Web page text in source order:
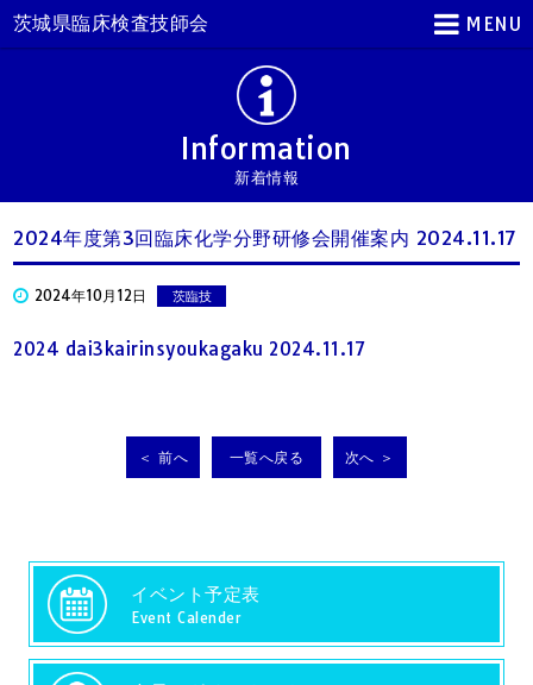
MENU
茨城県臨床検査技師会
Information
新着情報
2024年度第3回臨床化学分野研修会開催案内 2024.11.17
2024年10月12日 茨臨技
2024 dai3kairinsyoukagaku 2024.11.17
＜ 前へ 一覧へ戻る 次へ ＞
イベント予定表
Event Calender